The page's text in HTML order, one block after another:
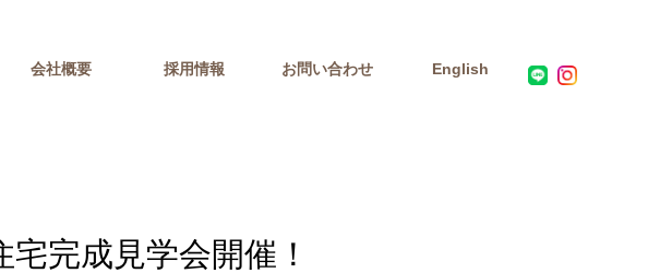
会社概要 採用情報 お問い合わせ English
完成見学会開催！